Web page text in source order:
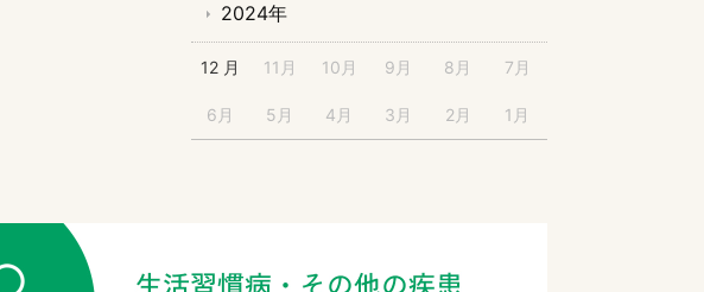
2024年
12 月 11月 10月 9月 8月 7月
6月 5月 4月 3月 2月 1月